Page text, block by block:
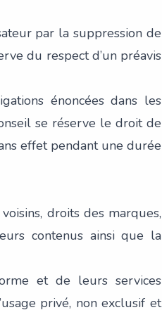
par la suppression de
du respect d’un préavis
énoncées dans les
se réserve le droit de
effet pendant une durée
droits des marques,
contenus ainsi que la
et de leurs services
privé, non exclusif et